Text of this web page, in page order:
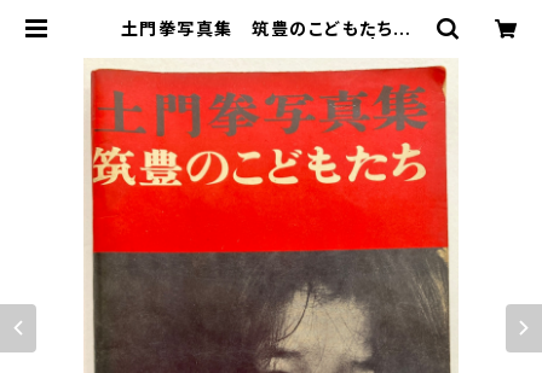
土門拳写真集 筑豊のこどもたち 1
ズボックス